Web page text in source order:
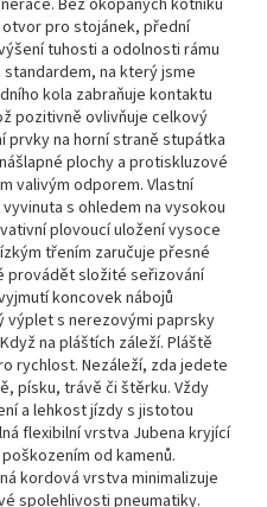
Bez okopaných kotníků
pro stojánek, přední
tuhosti a odolnosti rámu
na který jsme
kola zabraňuje kontaktu
pozitivně ovlivňuje celkový
na horní straně stupátka
plochy a protiskluzové
valivým odporem. Vlastní
s ohledem na vysokou
plovoucí uložení vysoce
třením zaručuje přesné
provádět složité seřizování
koncovek nábojů
výplet s nerezovými paprsky
na pláštích záleží. Pláště
rychlost. Nezáleží, zda jedete
písku, trávě či štěrku. Vždy
a lehkost jízdy s jistotou
flexibilní vrstva Jubena kryjící
od kamenů.
kordová vrstva minimalizuje
spolehlivosti pneumatiky.